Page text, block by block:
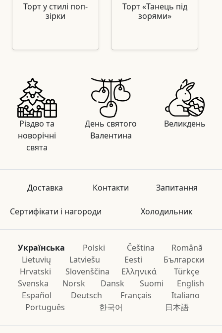
Торт у стилі поп-
зірки
Торт «Танець під
зорями»
Різдво та
новорічні
свята
День святого
Валентина
Великдень
Доставка Контакти Запитання
Сертифікати і нагороди Холодильник
Українська Polski Čeština
Română
Lietuvių
Latviešu Eesti
Български
Hrvatski
Slovenščina Ελληνικά
Türkçe
Svenska
Norsk Dansk Suomi
English
Español
Deutsch Français
Italiano
Português
한국어 日本語